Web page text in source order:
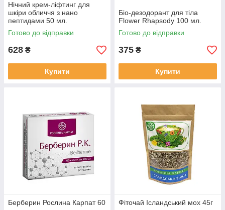
Нічний крем-ліфтинг для
шкіри обличчя з нано
пептидами 50 мл.
Готово до відправки
628 ₴
Купити
Біо-дезодорант для тіла
Flower Rhapsody 100 мл.
Готово до відправки
375 ₴
Купити
Берберин Рослина Карпат 60
Фіточай Ісландський мох 45г